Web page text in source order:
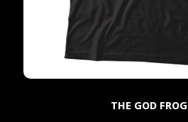
THE GOD